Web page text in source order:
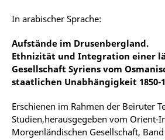
In arabischer Sprache:
Aufstände im Drusenbergland.
Ethnizität und Integration einer
Gesellschaft Syriens vom
staatlichen Unabhängigkeit 1850-
Erschienen im Rahmen der Beiruter
Studien,herausgegeben vom Orient-
Morgenländischen Gesellschaft,